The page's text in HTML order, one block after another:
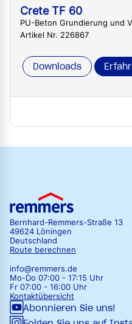
Crete TF 60
PU-Beton Grundierung und
Artikel Nr. 226867
Downloads
Bernhard-Remmers-Straße 13
49624 Löningen
Deutschland
Route berechnen
info@remmers.de
Mo-Do 07:00 - 17:15 Uhr
Fr 07:00 - 16:00 Uhr
Kontaktübersicht
Abonnieren Sie uns!